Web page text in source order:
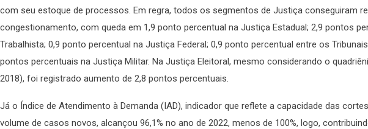
com seu estoque de processos. Em regra, todos os segmentos de Justiça conseguiram
congestionamento, com queda em 1,9 ponto percentual na Justiça Estadual; 2,9 pontos
Trabalhista; 0,9 ponto percentual na Justiça Federal; 0,9 ponto percentual entre os
pontos percentuais na Justiça Militar. Na Justiça Eleitoral, mesmo considerando o
2018), foi registrado aumento de 2,8 pontos percentuais.
Já o Índice de Atendimento à Demanda (IAD), indicador que reflete a capacidade das
volume de casos novos, alcançou 96,1% no ano de 2022, menos de 100%, logo,